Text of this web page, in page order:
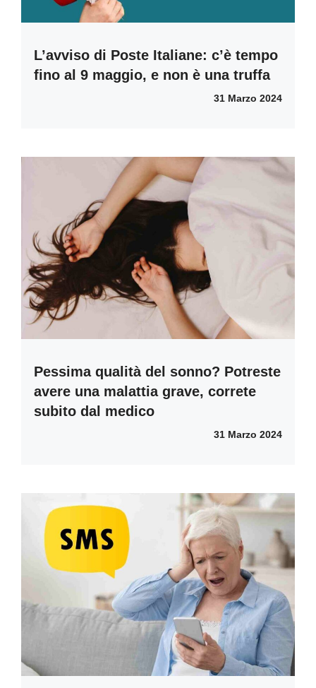
L’avviso di Poste Italiane: c’è tempo
fino al 9 maggio, e non è una truffa
31 Marzo 2024
Pessima qualità del sonno? Potreste
avere una malattia grave, correte
subito dal medico
31 Marzo 2024